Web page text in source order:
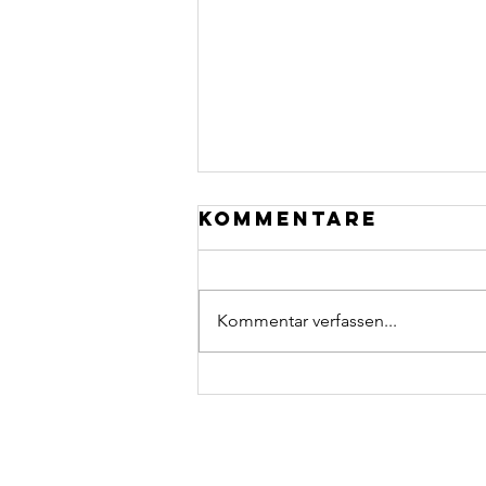
WM-Tippspiel:
Kommentare
Kommentar verfassen...